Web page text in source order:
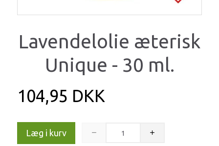
Lavendelolie æterisk
Unique - 30 ml.
104,95 DKK
Læg i kurv